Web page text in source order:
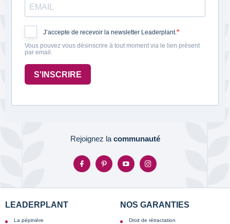
J’accepte de recevoir la newsletter Leaderplant.
Vous pouvez vous désinscrire à tout moment via le lien présent
par email.
S'INSCRIRE
Rejoignez la communauté
LEADERPLANT
La pépinière
NOS GARANTIES
Droit de rétractation